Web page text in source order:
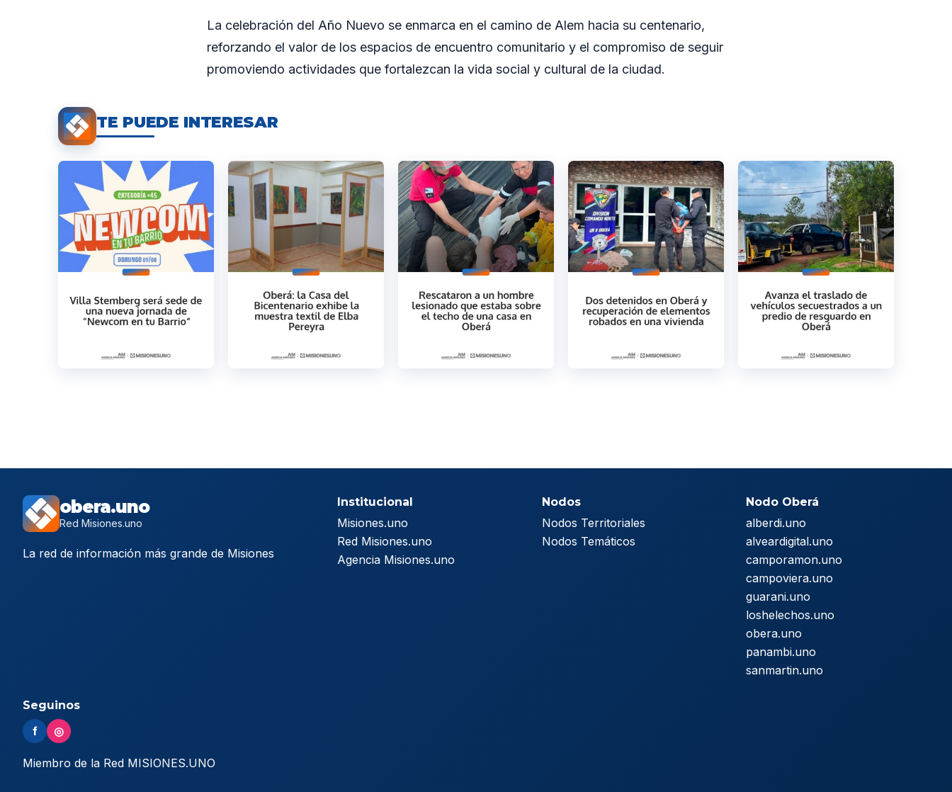
La celebración del Año Nuevo se enmarca en el camino de Alem hacia su centenario,
reforzando el valor de los espacios de encuentro comunitario y el compromiso de seguir
promoviendo actividades que fortalezcan la vida social y cultural de la ciudad.
TE PUEDE INTERESAR
obera.uno
Red Misiones.uno
La red de información más grande de Misiones
Institucional
Misiones.uno
Red Misiones.uno
Agencia Misiones.uno
Nodos
Nodos Territoriales
Nodos Temáticos
Nodo Oberá
alberdi.uno
alveardigital.uno
camporamon.uno
campoviera.uno
guarani.uno
loshelechos.uno
obera.uno
panambi.uno
sanmartin.uno
Seguinos
f ◎
Miembro de la Red MISIONES.UNO